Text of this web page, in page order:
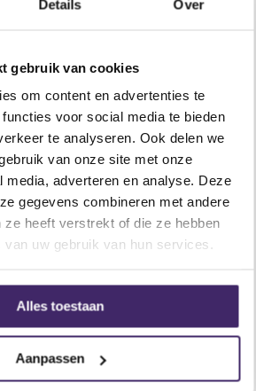
Details Over
gebruik van cookies
om content en advertenties te
voor social media te bieden
te analyseren. Ook delen we
van onze site met onze
media, adverteren en analyse. Deze
gegevens combineren met andere
ze heeft verstrekt of die ze hebben
uw gebruik van hun services.
Alles toestaan
Aanpassen
handzender 270 x 45mm
beltpack zender 205 x 68 x 25mm
ontvanger 45 x 210 x 180mm
190g (zonder batterij)
zender 76g (zonder batterij)
573g
Qtx Sound VN2
draadloos headset
microfoon systeem VHF
173.8 + 174.8MHz
€ 84,95
Voeg toe aan verlanglijst